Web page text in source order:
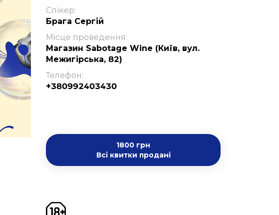
Спікер:
Брага Сергій
Місце проведення:
Магазин Sabotage Wine (Київ, вул.
Межигірська, 82)
Телефон:
+380992403430
1800 грн
Всі квитки продані